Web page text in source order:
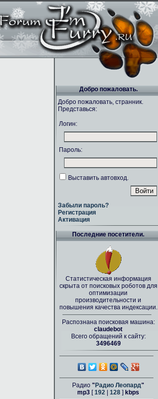
Добро пожаловать.
Добро пожаловать, странник.
Представься:
Логин:
Пароль:
Выставить автовход.
Забыли пароль?
Регистрация
Активация
Последние посетители.
Статистическая информация
скрыта от поисковых роботов для
оптимизации
производительности и
повышения качества индексации.
Распознана поисковая машина:
claudebot
Всего обращений к сайту:
3496469
Радио " Радио Леопард"
mp3 [192 128 ] kbps